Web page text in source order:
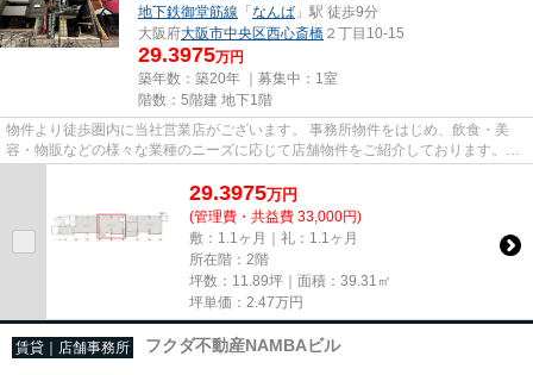
地下鉄御堂筋線 「なんば 」駅 徒歩9分
大阪府大阪市中央区西心斎橋 ２丁目10-15
29.3975万円
築年数：築20年 ｜募集中： 1室
階数：5階建 地下1階
物件より徒歩圏内に当社営業店がございます。 事務所物件をはじめ、飲食・美
容・物販などの様々な業種のニーズに応じて店舗物件をご紹介しております。
尚、弊社ではおとり広告は一切...
29.3975万円
(管理費・共益費 33,000円)
敷：1.1ヶ月｜礼：1.1ヶ月
所在階：2階
坪数：11.89坪｜面積：39.31㎡
坪単価： 2.47万円
賃貸｜店舗事務所 フクダ不動産NAMBAビル